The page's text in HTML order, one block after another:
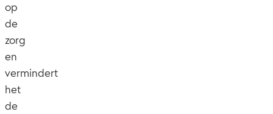
op
de
zorg
en
vermindert
het
de